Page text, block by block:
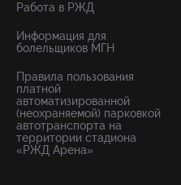
Работа в РЖД
Информация для
болельщиков МГН
Правила пользования
платной
автоматизированной
(неохраняемой) парковкой
автотранспорта на
территории стадиона
«РЖД Арена»